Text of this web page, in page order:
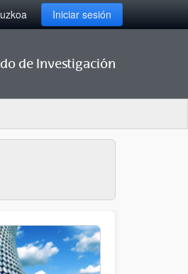
Iniciar sesión
de Investigación